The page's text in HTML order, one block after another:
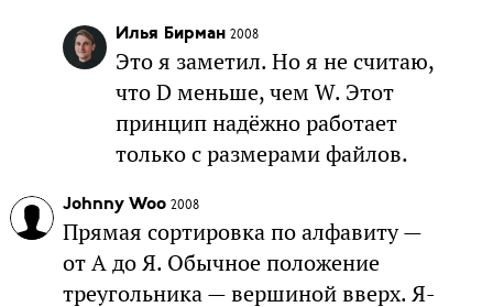
Илья Бирман 2008
Это я заметил. Но я не считаю,
что D меньше, чем W. Этот
принцип надёжно работает
только с размерами файлов.
Johnny Woo 2008
Прямая сортировка по алфавиту —
от А до Я. Обычное положение
треугольника — вершиной вверх. Я-